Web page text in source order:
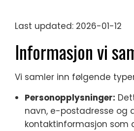
Last updated: 2026-01-12
Informasjon vi
Vi samler inn følgende
Personopplysninger:
navn, e-postadresse og
kontaktinformasjon som